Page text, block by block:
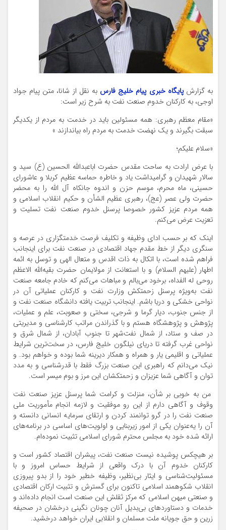
به گزارشپایگاه خبری پیام خلیج فارس به نقل از شانا، متن پیام جواد
اوجی، به کارکنان خدوم صنعت نفت به شرح زیر است:
«مقام معظم رهبری: همه مسئولین باید در خدمت به مردم از یکدیگر
سبقت بگیرند و یک نهضت خدمت به مردم راه بیاندازند »
«سلام علیکم؛
با عرض ارادت به ساحت مقدس حضرت اباعبدالله الحسین (ع) سید و
سالار شهیدان و گرامیداشت یاد و خاطره حماسه عظیم کربلا و عاشورای
حسینی، ماه محرم، موسم حزن و اندوه جانکاه آل الله را به محضر
حضرت ولی عصر (عج)، رهبری عظیم الشأن و حکیم انقلاب اسلامی و
همه مردم عزیز کشور خصوصا پرسنل خدوم صنعت نفت تسلیت و
تعزیت عرض می‌کنم.
اینک که بر حسب ادای وظیفه و تکلیف فرصت خدمتگزاری در عرصه و
سنگری دیگر از خط مقدم جهاد اقتصادی در صنعت نفت برای اینجانب
فراهم شده است، با اتکال به ذات اقدس و متعال الهی و توسل به ائمه
اطهار (علیهم السلام) و با استعانت از مولایمان حضرت بقیه‌الله الاعظم
روحی له الفداه، برخود می‌بالم و مباهات می‌کنم که خادم جامعه صنعت
نفت به‌ویژه پرسنل زحمتکش وزارت نفت و کارکنان عملیاتی آن در
نواحی خشکی و دریا باشم. اینجانب تربیت یافته دانشگاه صنعت نفت و
از جنس جنوب، دیار گرما و شرجی، سختی و صعوبت، علم و عملیات،
پژوهش و پژوهشگاه هستم و با گذراندن مراتب کارشناسی و مدیریتی
در صف و ستاد، از شمال نفت‌شهر تا جنوب آبادان، از شمال شرق و
نواحی غرب گرفته تا دریای نیلگون خلیج فارس، در سخت‌ترین شرایط
عملیاتی و اقلیمی یار و همراه و همکار دیرینه شما بوده و خواهم بود. و
نیک می‌دانم که راهبری این صنعت بزرگ فقط با قدرشناسی و به مدد
توان و آگاهی شما عزیزان و زحمتکشان این مرز و بوم میسر است.
من به خوبی بر شأن، منزلت و کرامت شما پرسنل عزیز صنعت نفت
وقوف و آگاهی دارم از این رو موفقیت و لازمه انجام مأموریت ملی
صنعت نفت را در گرو توانمند کردن و ارتقای سرمایه انسانی دانسته و
آن را یه‌عنوان یکی از امور زیربنایی و اولویت‌های اساسی در برنامه‌های
ارائه شده خود به مجلس محترم شورای اسلامی تثبیت نموده‌ام.
بر هیچکس پوشیده نیست صنعت نفت، پیشران اقتصاد کشور است و
کارکنان خدوم آن با درک واقعی از شرایط حساس امروز و با
مسئولیت‌شناسی و ایثار بی‌نظیر، وظیفه خطیر خود را از بدو پیروزی
انقلاب شکوهمند اسلامی تاکنون برای گسترش و تثبیت ارکان اقتصادی
و صنعتی میهن اسلامی که مرکز ثقلش این صنعت است انجام داده‌اند و
خدمات و دستاوردهای بی‌بدیل آنان چونان نگینی درخشان در صحیفه
زرین و حق جویانه ملت مسلمان و انقلابی ایران خواهد درخشید.